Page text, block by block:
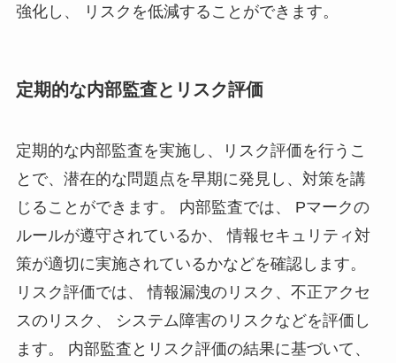
強化し、 リスクを低減することができます。
定期的な内部監査とリスク評価
定期的な内部監査を実施し、リスク評価を行うこ
とで、潜在的な問題点を早期に発見し、対策を講
じることができます。 内部監査では、 Pマークの
ルールが遵守されているか、 情報セキュリティ対
策が適切に実施されているかなどを確認します。
リスク評価では、 情報漏洩のリスク、不正アクセ
スのリスク、 システム障害のリスクなどを評価し
ます。 内部監査とリスク評価の結果に基づいて、